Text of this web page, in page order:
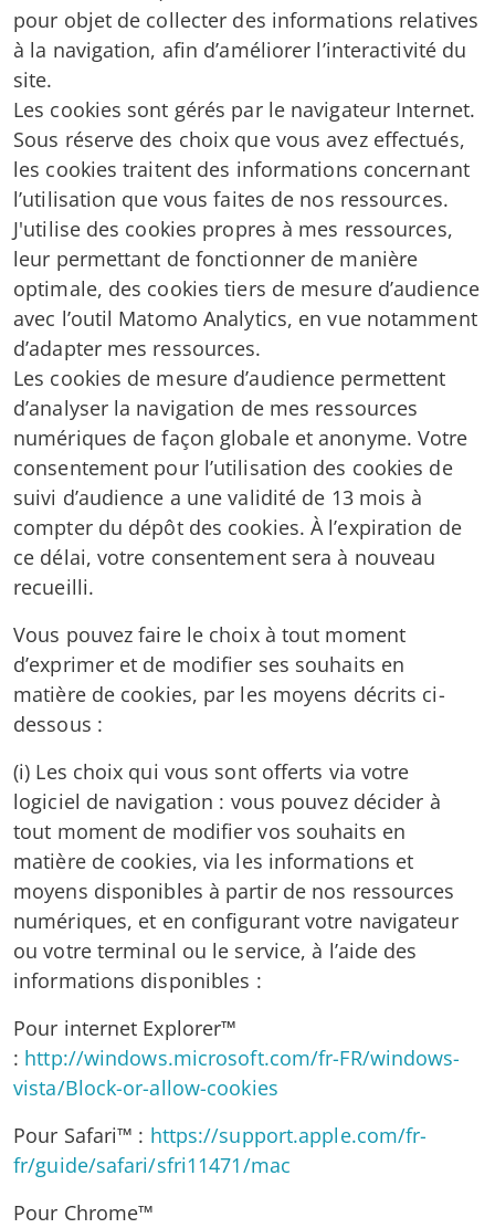
pour objet de collecter des informations relatives
à la navigation, afin d’améliorer l’interactivité du
site.
Les cookies sont gérés par le navigateur Internet.
Sous réserve des choix que vous avez effectués,
les cookies traitent des informations concernant
l’utilisation que vous faites de nos ressources.
J'utilise des cookies propres à mes ressources,
leur permettant de fonctionner de manière
optimale, des cookies tiers de mesure d’audience
avec l’outil Matomo Analytics, en vue notamment
d’adapter mes ressources.
Les cookies de mesure d’audience permettent
d’analyser la navigation de mes ressources
numériques de façon globale et anonyme. Votre
consentement pour l’utilisation des cookies de
suivi d’audience a une validité de 13 mois à
compter du dépôt des cookies. À l’expiration de
ce délai, votre consentement sera à nouveau
recueilli.
Vous pouvez faire le choix à tout moment
d’exprimer et de modifier ses souhaits en
matière de cookies, par les moyens décrits ci-
dessous :
(i) Les choix qui vous sont offerts via votre
logiciel de navigation : vous pouvez décider à
tout moment de modifier vos souhaits en
matière de cookies, via les informations et
moyens disponibles à partir de nos ressources
numériques, et en configurant votre navigateur
ou votre terminal ou le service, à l’aide des
informations disponibles :
Pour internet Explorer™
: http://windows.microsoft.com/fr-FR/windows-
vista/Block-or-allow-cookies
Pour Safari™ : https://support.apple.com/fr-
fr/guide/safari/sfri11471/mac
Pour Chrome™